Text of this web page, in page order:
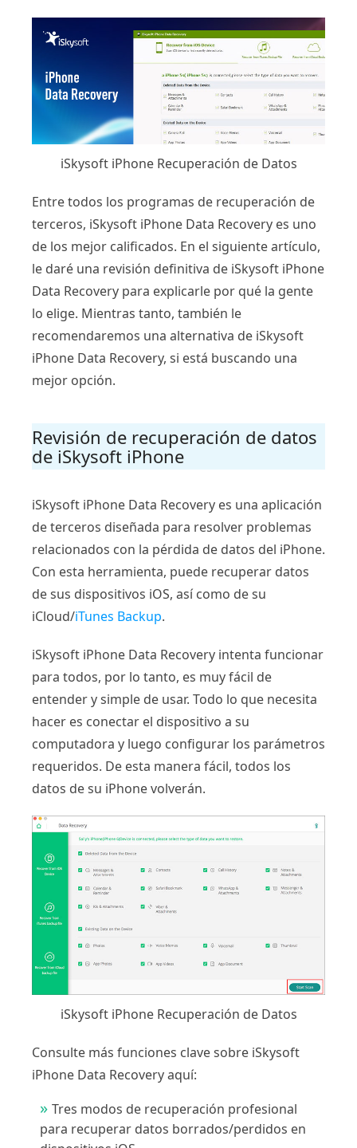
iSkysoft iPhone Recuperación de Datos
Entre todos los programas de recuperación de
terceros, iSkysoft iPhone Data Recovery es uno
de los mejor calificados. En el siguiente artículo,
le daré una revisión definitiva de iSkysoft iPhone
Data Recovery para explicarle por qué la gente
lo elige. Mientras tanto, también le
recomendaremos una alternativa de iSkysoft
iPhone Data Recovery, si está buscando una
mejor opción.
Revisión de recuperación de datos
de iSkysoft iPhone
iSkysoft iPhone Data Recovery es una aplicación
de terceros diseñada para resolver problemas
relacionados con la pérdida de datos del iPhone.
Con esta herramienta, puede recuperar datos
de sus dispositivos iOS, así como de su
iCloud/iTunes Backup.
iSkysoft iPhone Data Recovery intenta funcionar
para todos, por lo tanto, es muy fácil de
entender y simple de usar. Todo lo que necesita
hacer es conectar el dispositivo a su
computadora y luego configurar los parámetros
requeridos. De esta manera fácil, todos los
datos de su iPhone volverán.
iSkysoft iPhone Recuperación de Datos
Consulte más funciones clave sobre iSkysoft
iPhone Data Recovery aquí:
Tres modos de recuperación profesional
para recuperar datos borrados/perdidos en